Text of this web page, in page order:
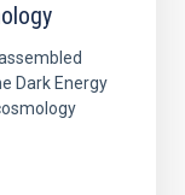
Dark Energy